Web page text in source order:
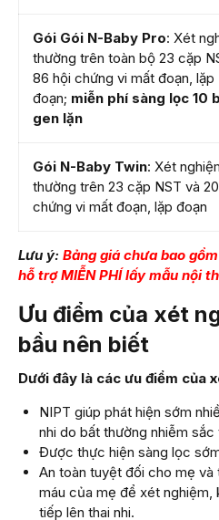
Gói Gói N-Baby Pro: Xét
thường trên toàn bộ 23 cặp
86 hội chứng vi mất đoạn, lặp
đoạn; miễn phí sàng lọc 10
gen lặn
Gói N-Baby Twin: Xét
thường trên 23 cặp NST và
chứng vi mất đoạn, lặp đoạn
Lưu ý: Bảng giá chưa bao
hỗ trợ MIỄN PHÍ lấy mẫu nội
Ưu điểm của xét
bầu nên biết
Dưới đây là các ưu điểm của
NIPT giúp phát hiện sớm
nhi do bất thường nhiễm sắc
Được thực hiện sàng lọc
An toàn tuyệt đối cho mẹ và
máu của mẹ để xét
tiếp lên thai nhi.